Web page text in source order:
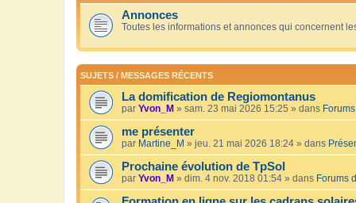
Annonces
Toutes les informations et annonces qui concernent
SUJETS / MESSAGES RÉCENTS
La domification de Regiomontanus
par Yvon_M » sam. 23 mai 2026 15:25 » dans
me présenter
par Martine_M » jeu. 21 mai 2026 18:24 » dans
Prochaine évolution de TpSol
par Yvon_M » dim. 4 nov. 2018 01:54 » dans Forums